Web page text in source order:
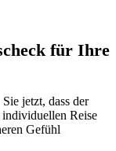
für Ihre
jetzt, dass der
Reise
Gefühl